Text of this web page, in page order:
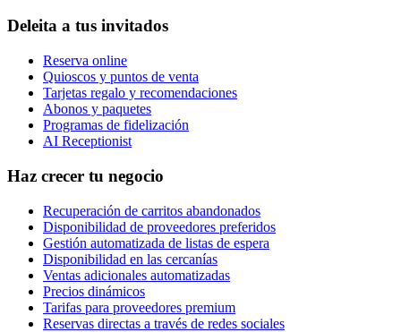
Deleita a tus invitados
Reserva online
Quioscos y puntos de venta
Tarjetas regalo y recomendaciones
Abonos y paquetes
Programas de fidelización
AI Receptionist
Haz crecer tu negocio
Recuperación de carritos abandonados
Disponibilidad de proveedores preferidos
Gestión automatizada de listas de espera
Disponibilidad en las cercanías
Ventas adicionales automatizadas
Precios dinámicos
Tarifas para proveedores premium
Reservas directas a través de redes sociales